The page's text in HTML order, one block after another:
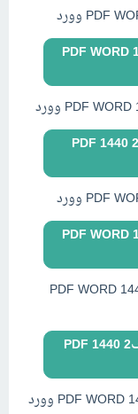
تحضير لغتي صف ثاني ابتدائي ف2 1440 PDF WORD
تحضير رياضيات صف ثاني ابتدائي ف2 1440 PDF
تحضير علوم صف ثاني ابتدائي ف2 1440 PDF WORD
تحضير تربية اسرية صف ثاني ابتدائي ف2 1440 PDF WORD
تحضير تربية اسرية صف ثاني ابتدائي ف2 1440 PDF